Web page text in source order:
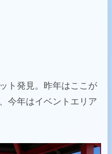
ト発見。昨年はここが
今年はイベントエリア